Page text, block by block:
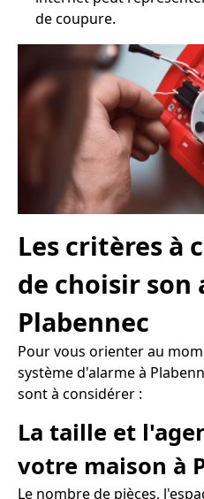
de coupure.
Les critères à
de choisir son
Plabennec
Pour vous orienter au
système d'alarme à
sont à considérer :
La taille et
votre maison à
Le nombre de pièces,